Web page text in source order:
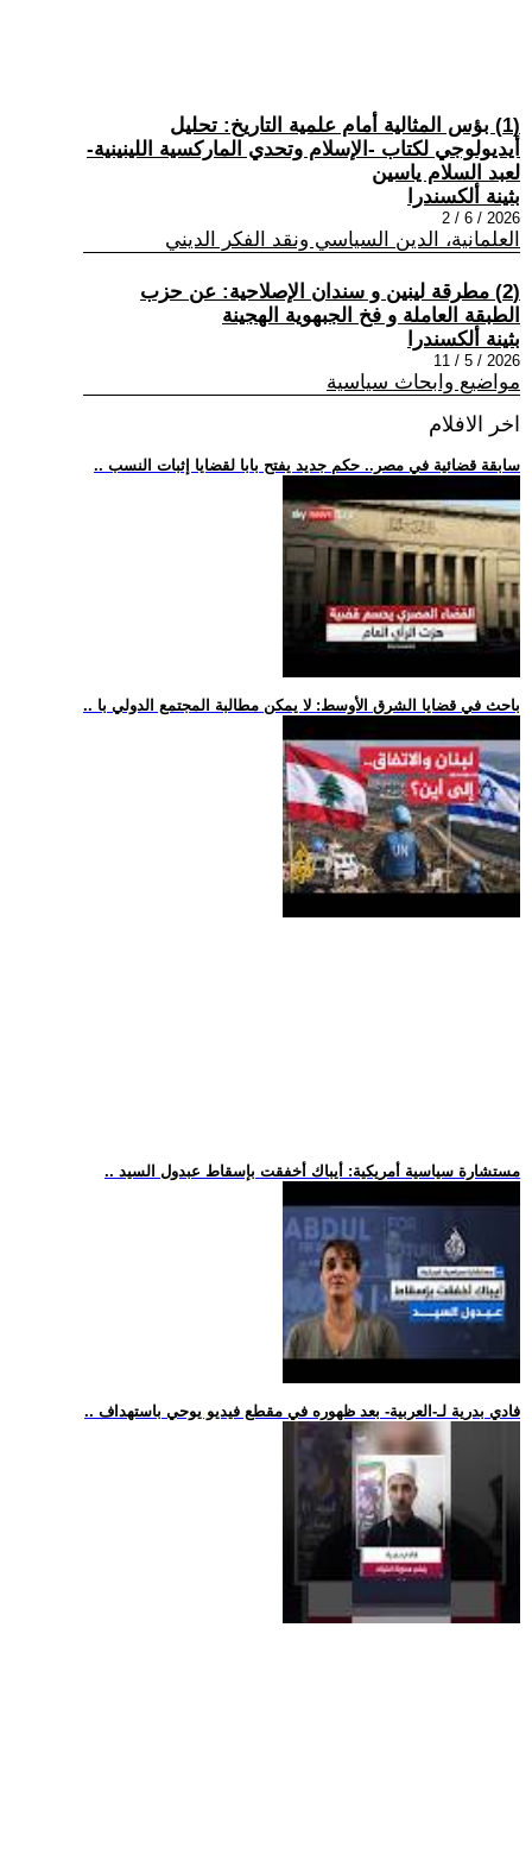
(1) بؤس المثالية أمام علمية التاريخ: تحليل
أيديولوجي لكتاب -الإسلام وتحدي الماركسية اللينينية-
لعبد السلام ياسين
بثينة ألكسندرا
2026 / 6 / 2
العلمانية، الدين السياسي ونقد الفكر الديني
(2) مطرقة لينين و سندان الإصلاحية: عن حزب
الطبقة العاملة و فخ الجبهوية الهجينة
بثينة ألكسندرا
2026 / 5 / 11
مواضيع وابحاث سياسية
اخر الافلام
.. سابقة قضائية في مصر.. حكم جديد يفتح بابا لقضايا إثبات النسب
.. باحث في قضايا الشرق الأوسط: لا يمكن مطالبة المجتمع الدولي با
.. مستشارة سياسية أمريكية: أيباك أخفقت بإسقاط عبدول السيد
.. فادي بدرية لـ-العربية- بعد ظهوره في مقطع فيديو يوحي باستهداف